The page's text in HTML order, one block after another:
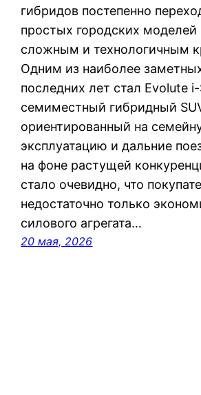
гибридов постепенно
простых городских моделей
сложным и технологичным
Одним из наиболее
последних лет стал Evolute
семиместный гибридный
ориентированный на
эксплуатацию и дальние
на фоне растущей
стало очевидно, что
недостаточно только
силового агрегата…
20 мая, 2026